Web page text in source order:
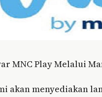
MNC Play Melalui
akan menyediakan